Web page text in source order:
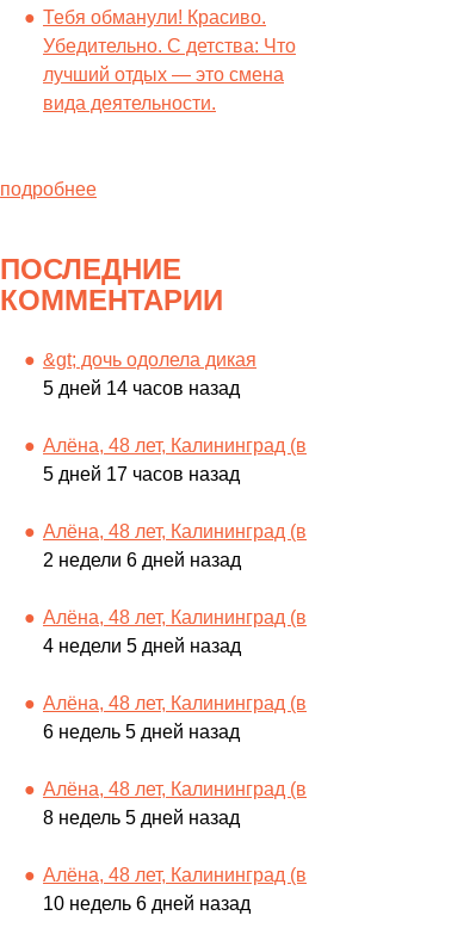
Тебя обманули! Красиво.
Убедительно. С детства: Что
лучший отдых — это смена
вида деятельности.
подробнее
ПОСЛЕДНИЕ
КОММЕНТАРИИ
&gt; дочь одолела дикая
5 дней 14 часов назад
Алёна, 48 лет, Калининград (в
5 дней 17 часов назад
Алёна, 48 лет, Калининград (в
2 недели 6 дней назад
Алёна, 48 лет, Калининград (в
4 недели 5 дней назад
Алёна, 48 лет, Калининград (в
6 недель 5 дней назад
Алёна, 48 лет, Калининград (в
8 недель 5 дней назад
Алёна, 48 лет, Калининград (в
10 недель 6 дней назад